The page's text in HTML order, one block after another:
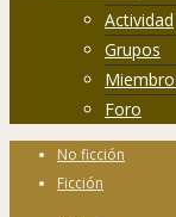
Actividad
Grupos
Foro
No ficción
Ficción